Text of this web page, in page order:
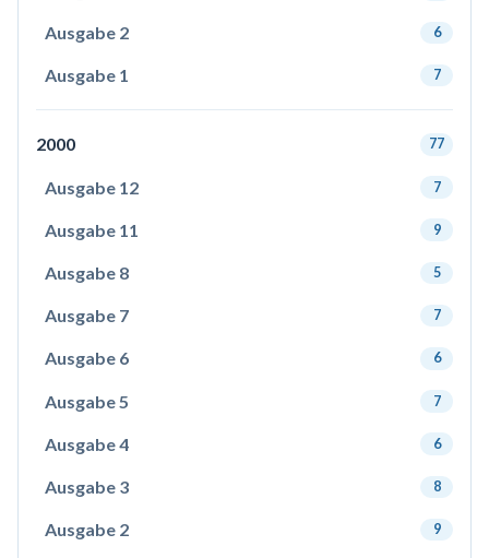
Ausgabe 2 6
Ausgabe 1 7
2000 77
Ausgabe 12 7
Ausgabe 11 9
Ausgabe 8 5
Ausgabe 7 7
Ausgabe 6 6
Ausgabe 5 7
Ausgabe 4 6
Ausgabe 3 8
Ausgabe 2 9